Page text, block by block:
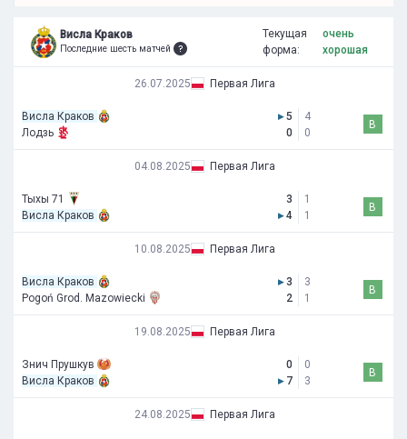
Висла Краков
Последние шесть матчей
Текущая
форма:
очень
хорошая
26.07.2025 Первая Лига
Висла Краков
Лодзь
▸5
0
4
0
В
04.08.2025 Первая Лига
Тыхы 71
Висла Краков
3
▸4
1
1
В
10.08.2025 Первая Лига
Висла Краков
Pogoń Grod. Mazowiecki
▸3
2
3
1
В
19.08.2025 Первая Лига
Знич Прушкув
Висла Краков
0
▸ 7
0
3
В
24.08.2025 Первая Лига